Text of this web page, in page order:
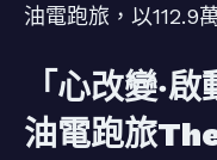
油電跑旅，以112.9
「心改變‧
油電跑旅